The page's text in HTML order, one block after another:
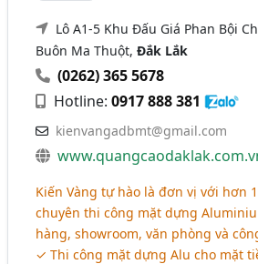
Lô A1-5 Khu Đấu Giá Phan Bội
Buôn Ma Thuột,Đắk Lắk
(0262) 365 5678
Hotline:0917 888 381
kienvangadbmt@gmail.com
Kiến Vàng tự hào là đơn vị với hơn
chuyên thi công mặt dựng
hàng, showroom, văn phòng và
✓ Thi công mặt dựng Alu cho mặt